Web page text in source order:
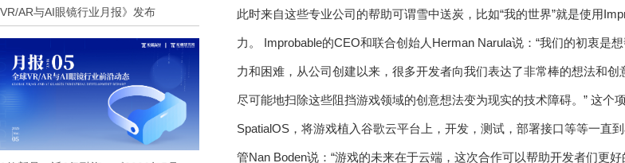
VR/AR与AI眼镜行业月报》发布
此时来自这些专业公司的帮助可谓雪中送炭，比如“我的世界”就是使用
力。 Improbable的CEO和联合创始人Herman Narula说：“我们的初衷是
力和困难，从公司创建以来，很多开发者向我们表达了非常棒的想法和
尽可能地扫除这些阻挡游戏领域的创意想法变为现实的技术障碍。” 这
SpatialOS，将游戏植入谷歌云平台上，开发，测试，部署接口等等一直
管Nan Boden说：“游戏的未来在于云端，这次合作可以帮助开发者们更